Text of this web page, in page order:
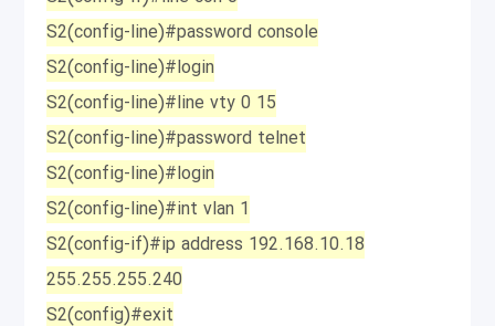
S2(config-line)#password console
S2(config-line)#login
S2(config-line)#line vty 0 15
S2(config-line)#password telnet
S2(config-line)#login
S2(config-line)#int vlan 1
S2(config-if)#ip address 192.168.10.18
255.255.255.240
S2(config)#exit